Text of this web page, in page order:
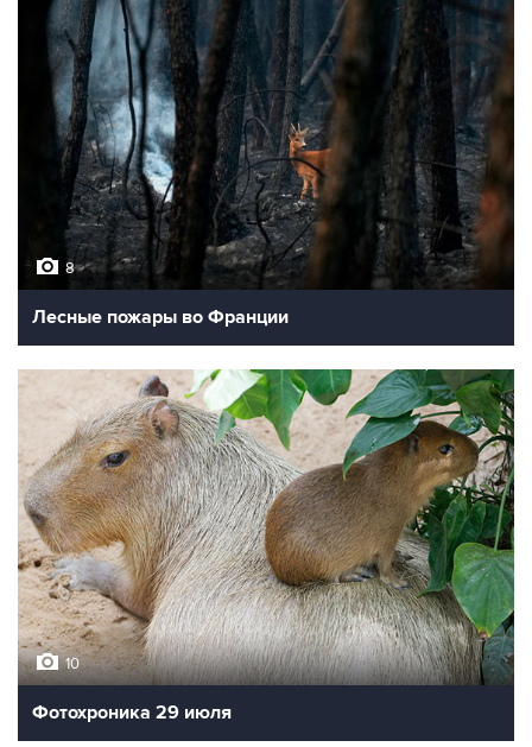
8
Лесные пожары во Франции
10
Фотохроника 29 июля